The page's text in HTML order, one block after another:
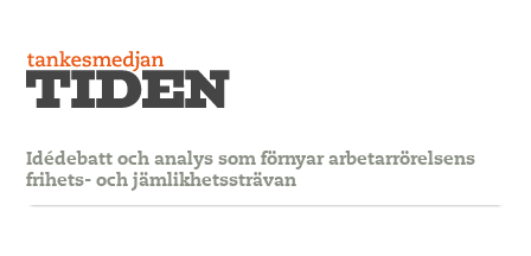
Idédebatt och analys som förnyar arbetarrörelsens
frihets- och jämlikhetssträvan